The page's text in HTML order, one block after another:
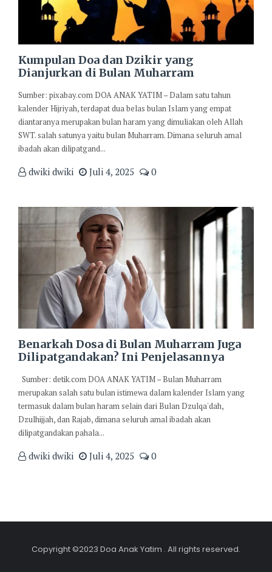
Kumpulan Doa dan Dzikir yang
Dianjurkan di Bulan Muharram
Sumber: pixabay.com DOA ANAK YATIM – Dalam satu tahun
kalender Hijriyah, terdapat dua belas bulan Islam yang empat
diantaranya merupakan bulan haram yang dimuliakan oleh Allah
SWT. salah satunya yaitu bulan Muharram. Dimana seluruh amal
ibadah akan dilipatgand...
dwiki dwiki Juli 4, 2025 0
Benarkah Dosa di Bulan Muharram Juga
Dilipatgandakan? Ini Penjelasannya
Sumber: detik.com DOA ANAK YATIM – Bulan Muharram
merupakan salah satu bulan istimewa dalam kalender Islam yang
termasuk dalam bulan haram selain dari Bulan Dzulqa'dah,
Dzulhijjah, dan Rajab, dimana seluruh amal ibadah akan
dilipatgandakan pahala...
dwiki dwiki Juli 4, 2025 0
Copyright ©2023 Doa Anak Yatim . All rights reserved.